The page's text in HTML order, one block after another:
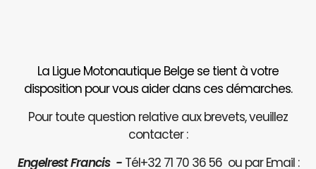
La Ligue Motonautique Belge se tient à votre
disposition pour vous aider dans ces démarches.
Pour toute question relative aux brevets, veuillez
contacter :
Engelrest Francis -Tél+32 71 70 36 56 ou par Email :